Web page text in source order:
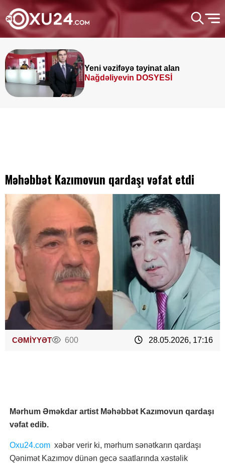
Yeni vəzifəyə təyinat alan
Nağdəliyevin DOSYESİ
Məhəbbət Kazımovun qardaşı vəfat etdi
CƏMİYYƏT 600 28.05.2026, 17:16
Mərhum Əməkdar artist Məhəbbət Kazımovun qardaşı
vəfat edib.
Oxu24.com xəbər verir ki, mərhum sənətkarın qardaşı
Qənimət Kazımov dünən gecə saatlarında xəstəlik